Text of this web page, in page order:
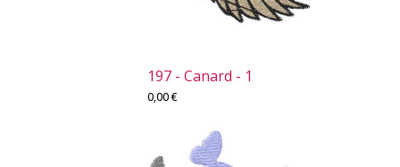
197 - Canard - 1
0,00€